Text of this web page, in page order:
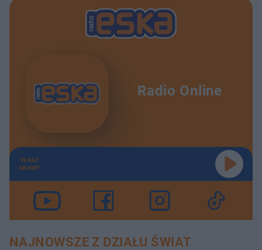
Radio Online
TERAZ
GRAMY
NAJNOWSZE Z DZIAŁU ŚWIAT